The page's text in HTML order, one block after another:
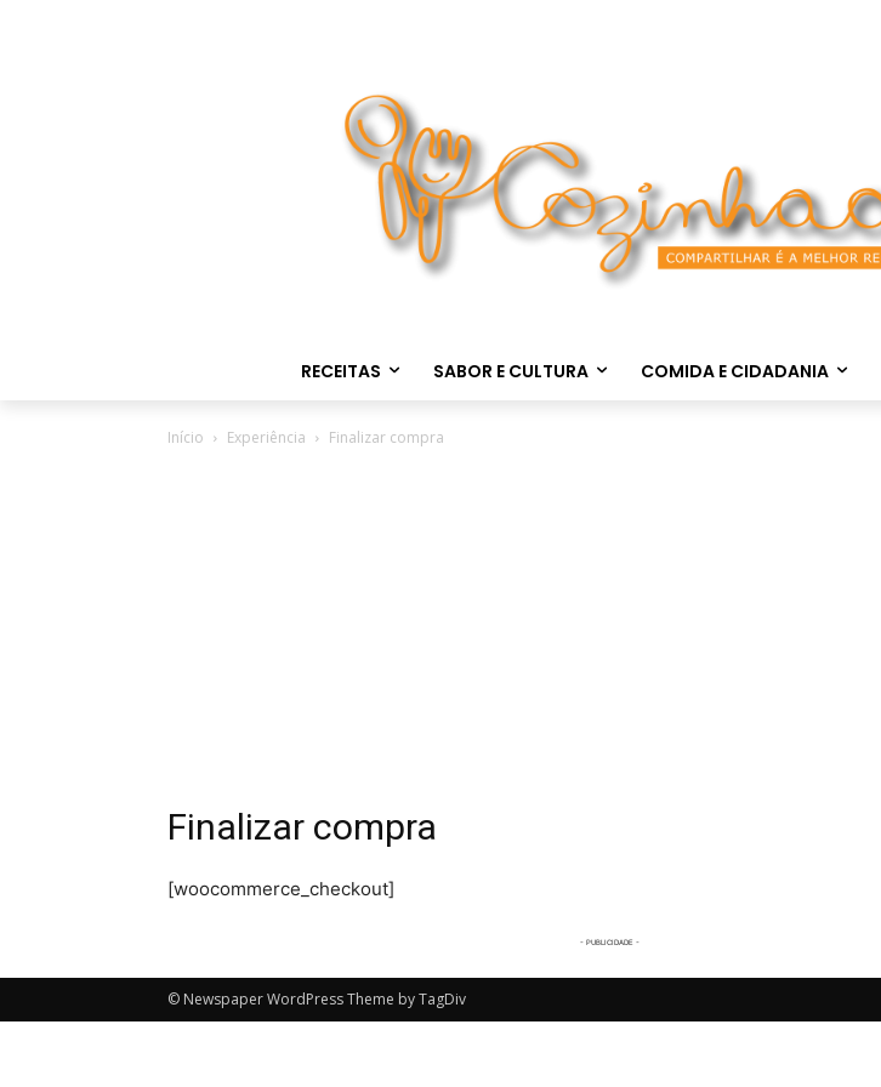
RECEITAS SABOR E CULTURA COMIDA E CIDADANIA
Início Experiência Finalizar compra
Finalizar compra
[woocommerce_checkout]
© Newspaper WordPress Theme by TagDiv